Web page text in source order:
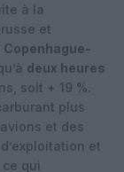
à la
et
Copenhague-
deux heures
soit + 19 %.
plus
et des
et
qui